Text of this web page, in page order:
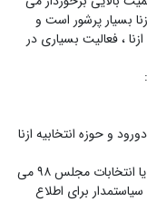
بسیار پرشور است و
،فعالیت بسیاری در
و حوزه انتخابیه ازنا
کاندیداها و سیاستمداران انتخابات مجلس یازدهم یا انتخابات مجلس ۹۸ می
برای اطلاع